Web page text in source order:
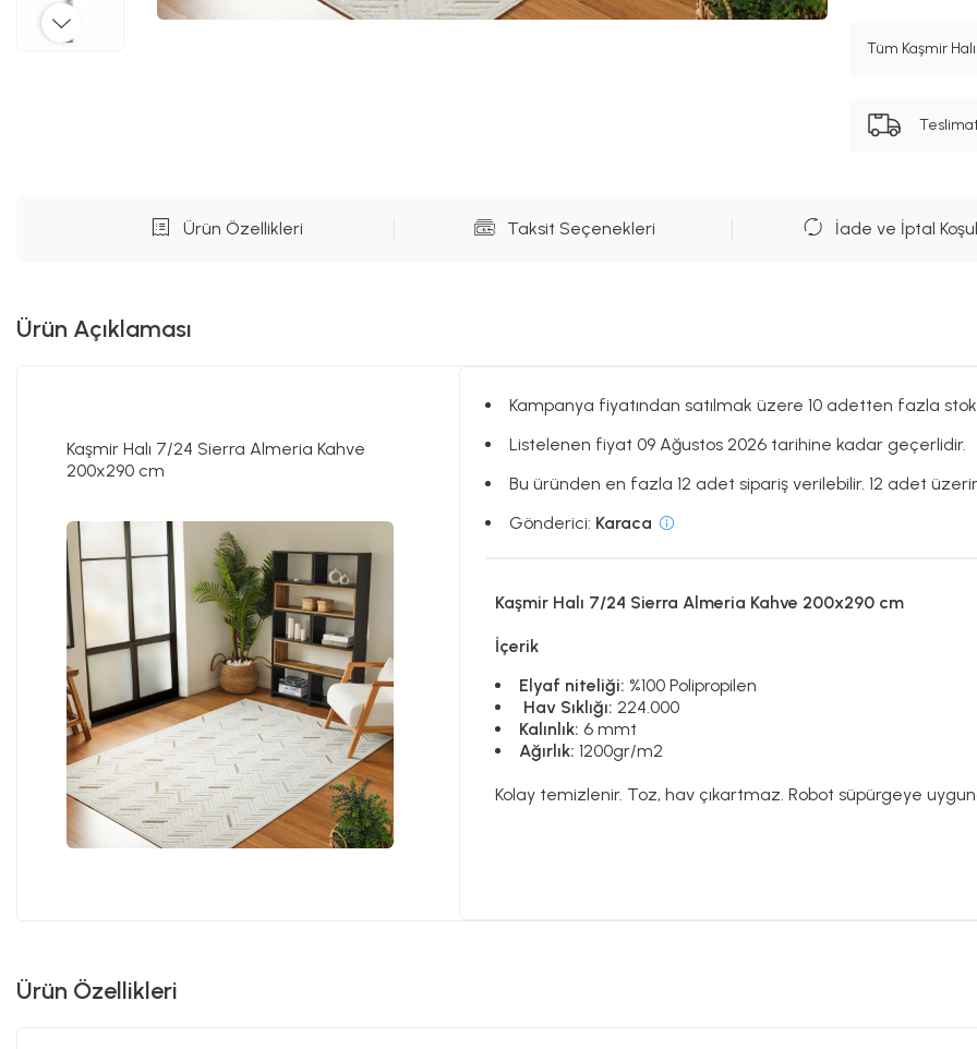
Tüm Kaşmir
Ürün Özellikleri Taksit Seçenekleri İade ve İptal
Ürün Açıklaması
Kaşmir Halı 7/24 Sierra Almeria Kahve
200x290 cm
Kampanya fiyatından satılmak üzere 10 adetten fazla
Listelenen fiyat 09 Ağustos 2026 tarihine kadar geçerlidir.
Bu üründen en fazla 12 adet sipariş verilebilir. 12 adet
Gönderici: Karaca
Kaşmir Halı 7/24 Sierra Almeria Kahve 200x290 cm
İçerik
Elyaf niteliği: %100 Polipropilen
Hav Sıklığı: 224.000
Kalınlık: 6 mmt
Ağırlık:1200gr/m2
Kolay temizlenir. Toz, hav çıkartmaz. Robot süpürgeye
Ürün Özellikleri